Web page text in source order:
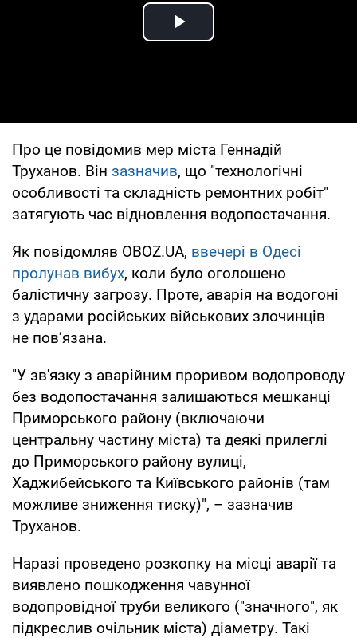
Play Video
Про це повідомив мер міста Геннадій
Труханов. Він зазначив, що "технологічні
особливості та складність ремонтних робіт"
затягують час відновлення водопостачання.
Як повідомляв OBOZ.UA, ввечері в Одесі
пролунав вибух, коли було оголошено
балістичну загрозу. Проте, аварія на водогоні
з ударами російських військових злочинців
не пов’язана.
"У зв'язку з аварійним проривом водопроводу
без водопостачання залишаються мешканці
Приморського району (включаючи
центральну частину міста) та деякі прилеглі
до Приморського району вулиці,
Хаджибейського та Київського районів (там
можливе зниження тиску)", – зазначив
Труханов.
Наразі проведено розкопку на місці аварії та
виявлено пошкодження чавунної
водопровідної труби великого ("значного", як
підкреслив очільник міста) діаметру. Такі